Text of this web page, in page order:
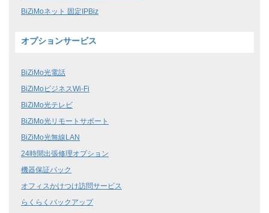
BiZiMoネット 固定IPBiz
オプションサービス
BiZiMo光電話
BiZiMoビジネスWi-Fi
BiZiMo光テレビ
BiZiMo光リモートサポート
BiZiMo光無線LAN
24時間出張修理オプション
機器保証パック
オフィスかけつけ訪問サービス
らくらくバックアップ